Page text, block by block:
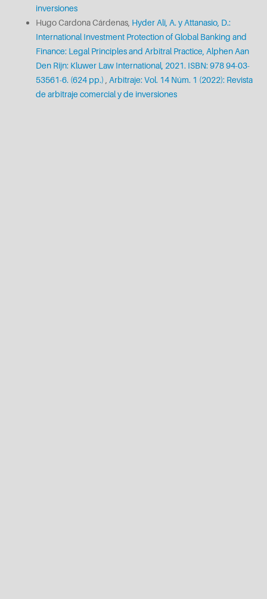
inversiones
Hugo Cardona Cárdenas, Hyder Ali, A. y Attanasio, D.:
International Investment Protection of Global Banking and
Finance: Legal Principles and Arbitral Practice, Alphen Aan
Den Rijn: Kluwer Law International, 2021. ISBN: 978 94-03-
53561-6. (624 pp.)
Arbitraje: Vol. 14 Núm. 1 (2022): Revista
de arbitraje comercial y de inversiones